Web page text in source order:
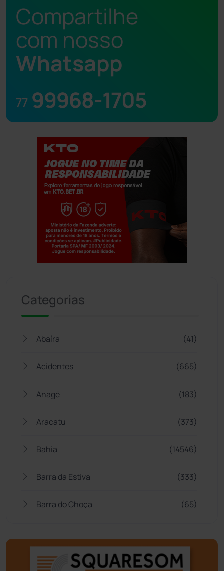
Compartilhe
com nosso
Whatsapp
77 99968-1705
Categorias
Abaíra (41)
Acidentes (665)
Anagé (183)
Aracatu (373)
Bahia (14546)
Barra da Estiva (333)
Barra do Choça (65)
Bom Jesus da Lapa (510)